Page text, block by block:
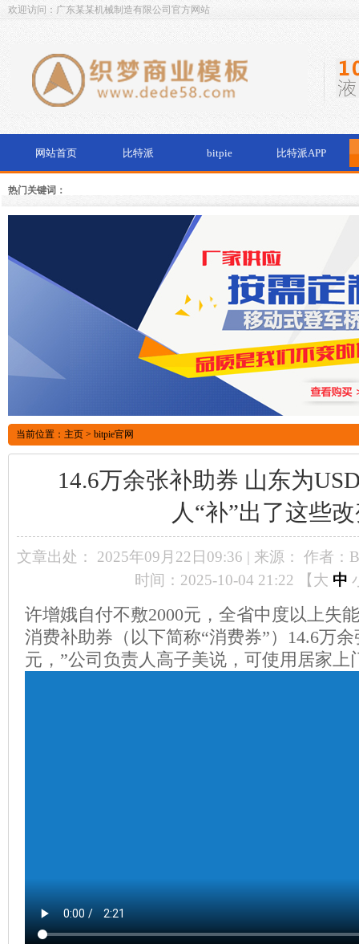
欢迎访问：广东某某机械制造有限公司官方网站
网站首页 比特派 bitpie 比特派APP
热门关键词：
当前位置： 主页 > bitpie官网
14.6万余张补助券 山东为
人“补”出了这些
文章出处： 2025年09月22日09:36 | 来源：
作者：
时间：2025-10-04 21:22 【大 中
许增娥自付不敷2000元，全省中度以上失
消费补助券（以下简称“消费券”）14.6万
元，”公司负责人高子美说，可使用居家上